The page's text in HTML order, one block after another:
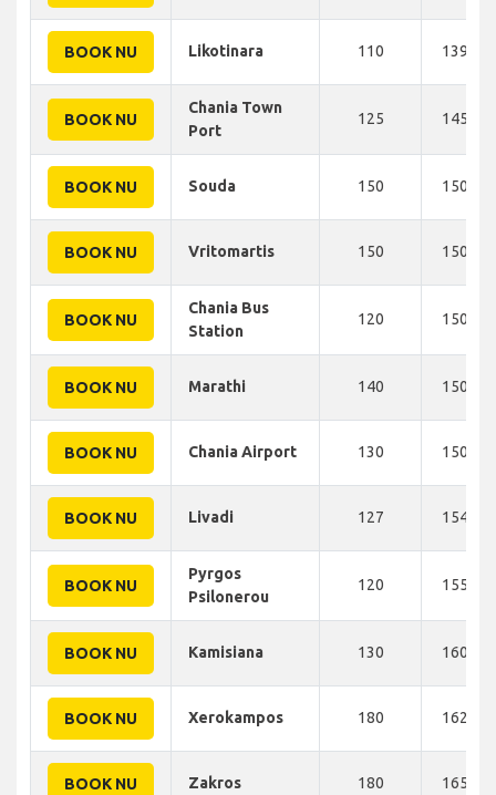
BOOK NU Likotinara 110 139 KM
BOOK NU
Chania Town
Port
125 145 KM
BOOK NU Souda 150 150 KM
BOOK NU Vritomartis 150 150 KM
BOOK NU
Chania Bus
Station
120 150 KM
BOOK NU Marathi 140 150 KM
BOOK NU Chania Airport 130 150 KM
BOOK NU Livadi 127 154 KM
BOOK NU
Pyrgos
Psilonerou
120 155 KM
BOOK NU Kamisiana 130 160 KM
BOOK NU Xerokampos 180 162 KM
BOOK NU Zakros 180 165 KM